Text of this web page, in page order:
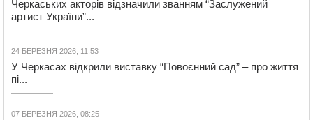
Черкаських акторів відзначили званням “Заслужений
артист України”...
24 БЕРЕЗНЯ 2026, 11:53
У Черкасах відкрили виставку “Повоєнний сад” – про життя
пі...
07 БЕРЕЗНЯ 2026, 08:25